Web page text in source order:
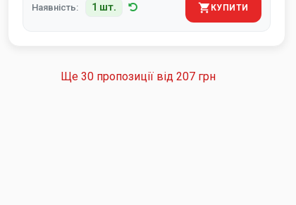
Наявність: 1 шт. КУПИТИ
Ще 30 пропозиції від 207 грн